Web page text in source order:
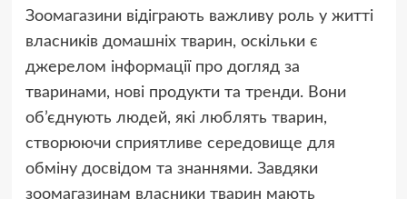
Зоомагазини відіграють важливу роль у житті
власників домашніх тварин, оскільки є
джерелом інформації про догляд за
тваринами, нові продукти та тренди. Вони
об’єднують людей, які люблять тварин,
створюючи сприятливе середовище для
обміну досвідом та знаннями. Завдяки
зоомагазинам власники тварин мають